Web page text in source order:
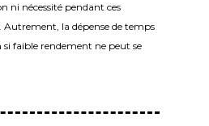
ni nécessité pendant ces
Autrement, la dépense de temps
si faible rendement ne peut se